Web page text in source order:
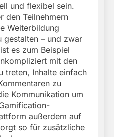
und flexibel sein.
den Teilnehmern
Weiterbildung
– und zwar
es zum Beispiel
mit den
treten, Inhalte einfach
zu
Kommunikation um
außerdem auf
so für zusätzliche